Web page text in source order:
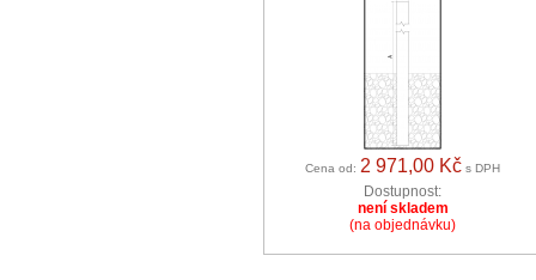
Cena od: 2 971,00 Kč s DPH
Dostupnost:
není skladem
(na objednávku)